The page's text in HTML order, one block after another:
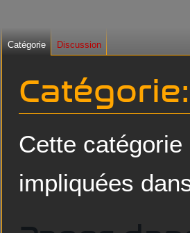
Catégorie:
à
navigation
à
recherche
Cette
impliquées
Catégorie Discussion